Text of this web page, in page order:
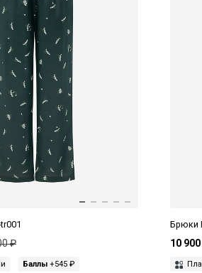
₽
Баллы +545 ₽
Брюки
10